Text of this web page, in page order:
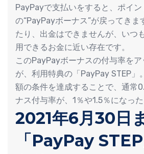
PayPayで支払いをすると、ポイン
の“PayPayボーナス”が戻ってきま
たり、出金はできませんが、いつ
用できるお金に近い存在です。
このPayPayボーナスの付与率を
が、利用特典の「PayPay STEP」
額の条件を達成することで、通常
ナス付与率が、1％や1.5％になった
2021年6月30日
「PayPay